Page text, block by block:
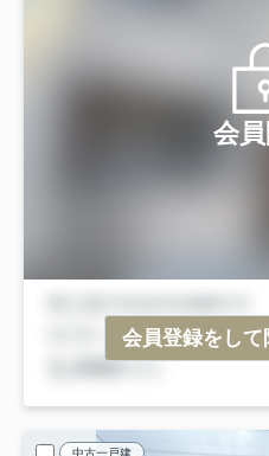
会
会員登録をし
中古一戸建